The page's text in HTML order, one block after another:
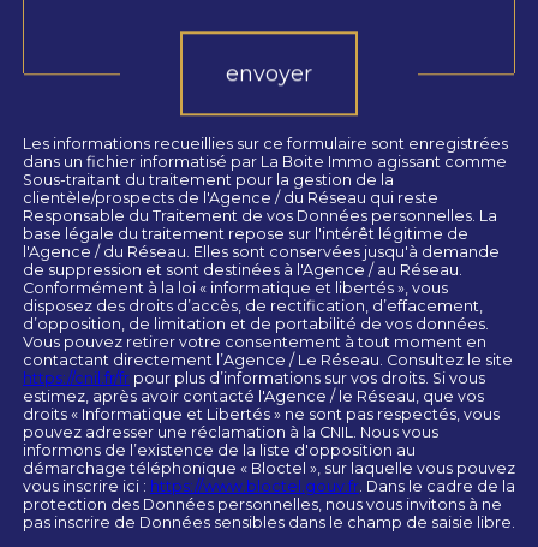
envoyer
Les informations recueillies sur ce formulaire sont enregistrées
dans un fichier informatisé par La Boite Immo agissant comme
Sous-traitant du traitement pour la gestion de la
clientèle/prospects de l'Agence / du Réseau qui reste
Responsable du Traitement de vos Données personnelles. La
base légale du traitement repose sur l'intérêt légitime de
l'Agence / du Réseau. Elles sont conservées jusqu'à demande
de suppression et sont destinées à l'Agence / au Réseau.
Conformément à la loi « informatique et libertés », vous
disposez des droits d’accès, de rectification, d’effacement,
d’opposition, de limitation et de portabilité de vos données.
Vous pouvez retirer votre consentement à tout moment en
contactant directement l’Agence / Le Réseau. Consultez le site
https://cnil.fr/fr pour plus d’informations sur vos droits. Si vous
estimez, après avoir contacté l'Agence / le Réseau, que vos
droits « Informatique et Libertés » ne sont pas respectés, vous
pouvez adresser une réclamation à la CNIL. Nous vous
informons de l’existence de la liste d'opposition au
démarchage téléphonique « Bloctel », sur laquelle vous pouvez
vous inscrire ici : https://www.bloctel.gouv.fr . Dans le cadre de la
protection des Données personnelles, nous vous invitons à ne
pas inscrire de Données sensibles dans le champ de saisie libre.